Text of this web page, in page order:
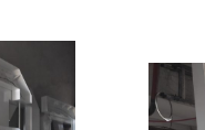
Previous
Next